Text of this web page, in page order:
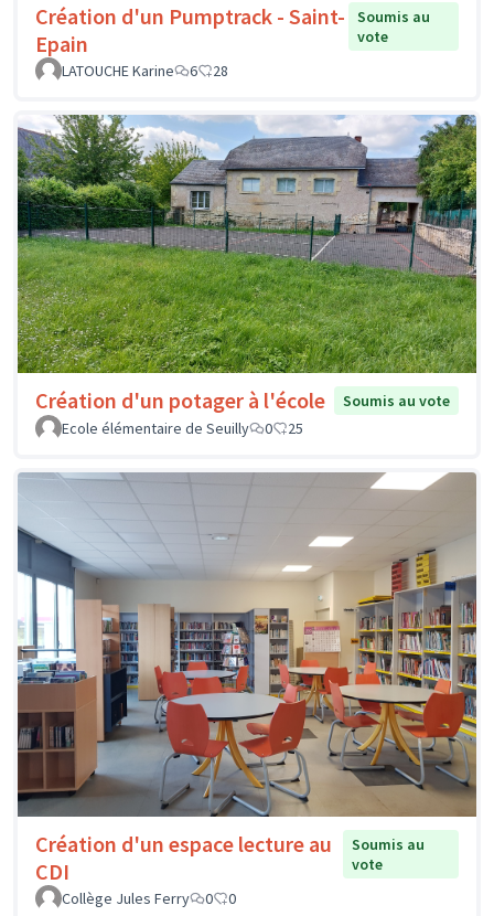
Création d'un Pumptrack - Saint-
Epain
Soumis au
vote
LATOUCHE Karine
6 28
Création d'un potager à l'école
Soumis au vote
Ecole élémentaire de Seuilly
0 25
Création d'un espace lecture au
CDI
Soumis au
vote
Collège Jules Ferry
0 0